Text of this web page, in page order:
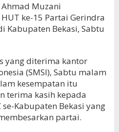
Muzani
ke-15 Partai Gerindra
Kabupaten Bekasi, Sabtu
yang diterima kantor
(SMSI), Sabtu malam
kesempatan itu
terima kasih kepada
Kabupaten Bekasi yang
partai.